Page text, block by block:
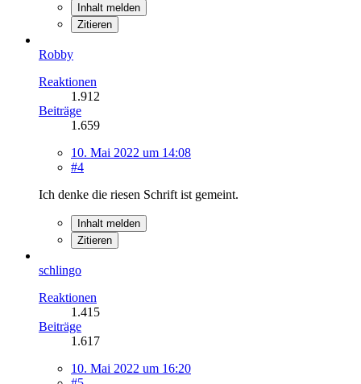
Inhalt melden
Zitieren
Robby
Reaktionen
1.912
Beiträge
1.659
10. Mai 2022 um 14:08
#4
Ich denke die riesen Schrift ist gemeint.
Inhalt melden
Zitieren
schlingo
Reaktionen
1.415
Beiträge
1.617
10. Mai 2022 um 16:20